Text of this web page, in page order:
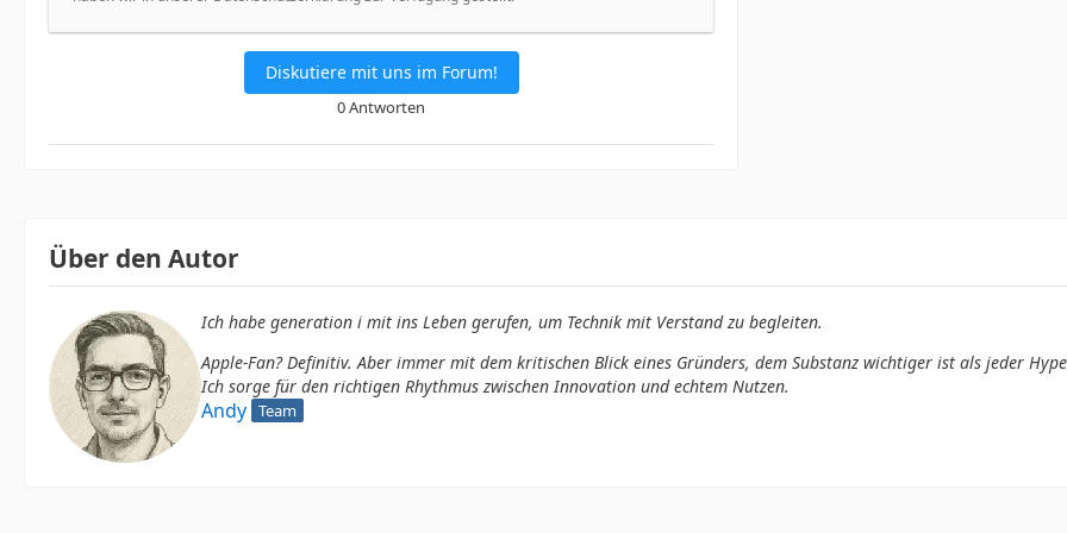
Diskutiere mit uns im Forum!
0 Antworten
Über den Autor
Ich habe generation i mit ins Leben gerufen, um Technik mit Verstand zu begleiten.
Apple-Fan? Definitiv. Aber immer mit dem kritischen Blick eines Gründers, dem Substanz wichtiger ist als jeder
Ich sorge für den richtigen Rhythmus zwischen Innovation und echtem Nutzen.
Andy Team